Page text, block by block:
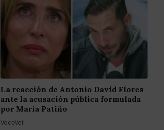
La reacción de Antonio David Flores
ante la acusación pública formulada
por María Patiño
VecoVet